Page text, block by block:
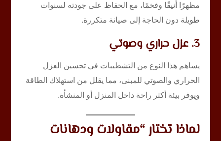
مظهرًا أنيقًا وفخمًا، مع الحفاظ على جودته لسنوات
طويلة دون الحاجة إلى صيانة متكررة.
3. عزل حراري وصوتي
يساهم هذا النوع من التشطيبات في تحسين العزل
الحراري والصوتي للمبنى، مما يقلل من استهلاك الطاقة
ويوفر بيئة أكثر راحة داخل المنزل أو المنشأة.
لماذا تختار “مقاولات ودهانات